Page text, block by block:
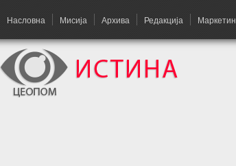
Насловна Мисија Архива Редакција